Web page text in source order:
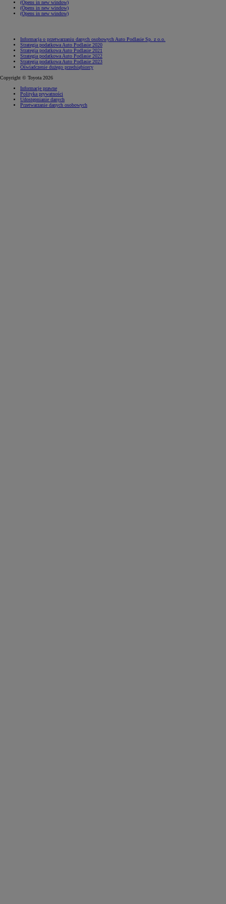
(Opens in new window)
(Opens in new window)
(Opens in new window)
Informacja o przetwarzaniu danych osobowych Auto Podlasie Sp. z o.o.
Strategia podatkowa Auto Podlasie 2020
Strategia podatkowa Auto Podlasie 2021
Strategia podatkowa Auto Podlasie 2022
Strategia podatkowa Auto Podlasie 2023
Oświadczenie dużego przedsiębiorcy
Copyright © Toyota 2026
Informacje prawne
Polityka prywatności
Udostępnianie danych
Przetwarzanie danych osobowych